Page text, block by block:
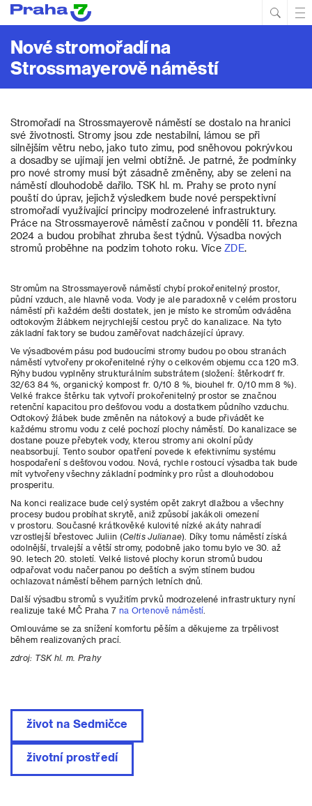
Nové stromořadí na
Strossmayerově náměstí
Stromořadí na Strossmayerově náměstí se dostalo na hranici
své životnosti. Stromy jsou zde nestabilní, lámou se při
silnějším větru nebo, jako tuto zimu, pod sněhovou pokrývkou
a dosadby se ujímají jen velmi obtížně. Je patrné, že podmínky
pro nové stromy musí být zásadně změněny, aby se zeleni na
náměstí dlouhodobě dařilo. TSK hl. m. Prahy se proto nyní
pouští do úprav, jejichž výsledkem bude nové perspektivní
stromořadí využívající principy modrozelené infrastruktury.
Práce na Strossmayerově náměstí začnou v pondělí 11. března
2024 a budou probíhat zhruba šest týdnů. Výsadba nových
stromů proběhne na podzim tohoto roku. VíceZDE.
Stromům na Strossmayerově náměstí chybí prokořenitelný prostor,
půdní vzduch, ale hlavně voda. Vody je ale paradoxně v celém prostoru
náměstí při každém dešti dostatek, jen je místo ke stromům odváděna
odtokovým žlábkem nejrychlejší cestou pryč do kanalizace. Na tyto
základní faktory se budou zaměřovat nadcházející úpravy.
Ve výsadbovém pásu pod budoucími stromy budou po obou stranách
náměstí vytvořeny prokořenitelné rýhy o celkovém objemu cca 120 m3
Rýhy budou vyplněny strukturálním substrátem (složení: štěrkodrť fr.
32/63 84 %, organický kompost fr. 0/10 8 %, biouhel fr. 0/10 mm 8 %).
Velké frakce štěrku tak vytvoří prokořenitelný prostor se značnou
retenční kapacitou pro dešťovou vodu a dostatkem půdního vzduchu.
Odtokový žlábek bude změněn na nátokový a bude přivádět ke
každému stromu vodu z celé pochozí plochy náměstí. Do kanalizace se
dostane pouze přebytek vody, kterou stromy ani okolní půdy
neabsorbují. Tento soubor opatření povede k efektivnímu systému
hospodaření s dešťovou vodou. Nová, rychle rostoucí výsadba tak bude
mít vytvořeny všechny základní podmínky pro růst a dlouhodobou
prosperitu.
Na konci realizace bude celý systém opět zakryt dlažbou a všechny
procesy budou probíhat skrytě, aniž způsobí jakákoli omezení
v prostoru. Současné krátkověké kulovité nízké akáty nahradí
vzrostlejší břestovec Juliin (Celtis Julianae). Díky tomu náměstí získá
odolnější, trvalejší a větší stromy, podobně jako tomu bylo ve 30. až
90. letech 20. století. Velké listové plochy korun stromů budou
odpařovat vodu načerpanou po deštích a svým stínem budou
ochlazovat náměstí během parných letních dnů.
Další výsadbu stromů s využitím prvků modrozelené infrastruktury nyní
realizuje také MČ Praha 7 na Ortenově náměstí
Omlouváme se za snížení komfortu pěším a děkujeme za trpělivost
během realizovaných prací.
zdroj: TSK hl. m. Prahy
život na Sedmičce
životní prostředí